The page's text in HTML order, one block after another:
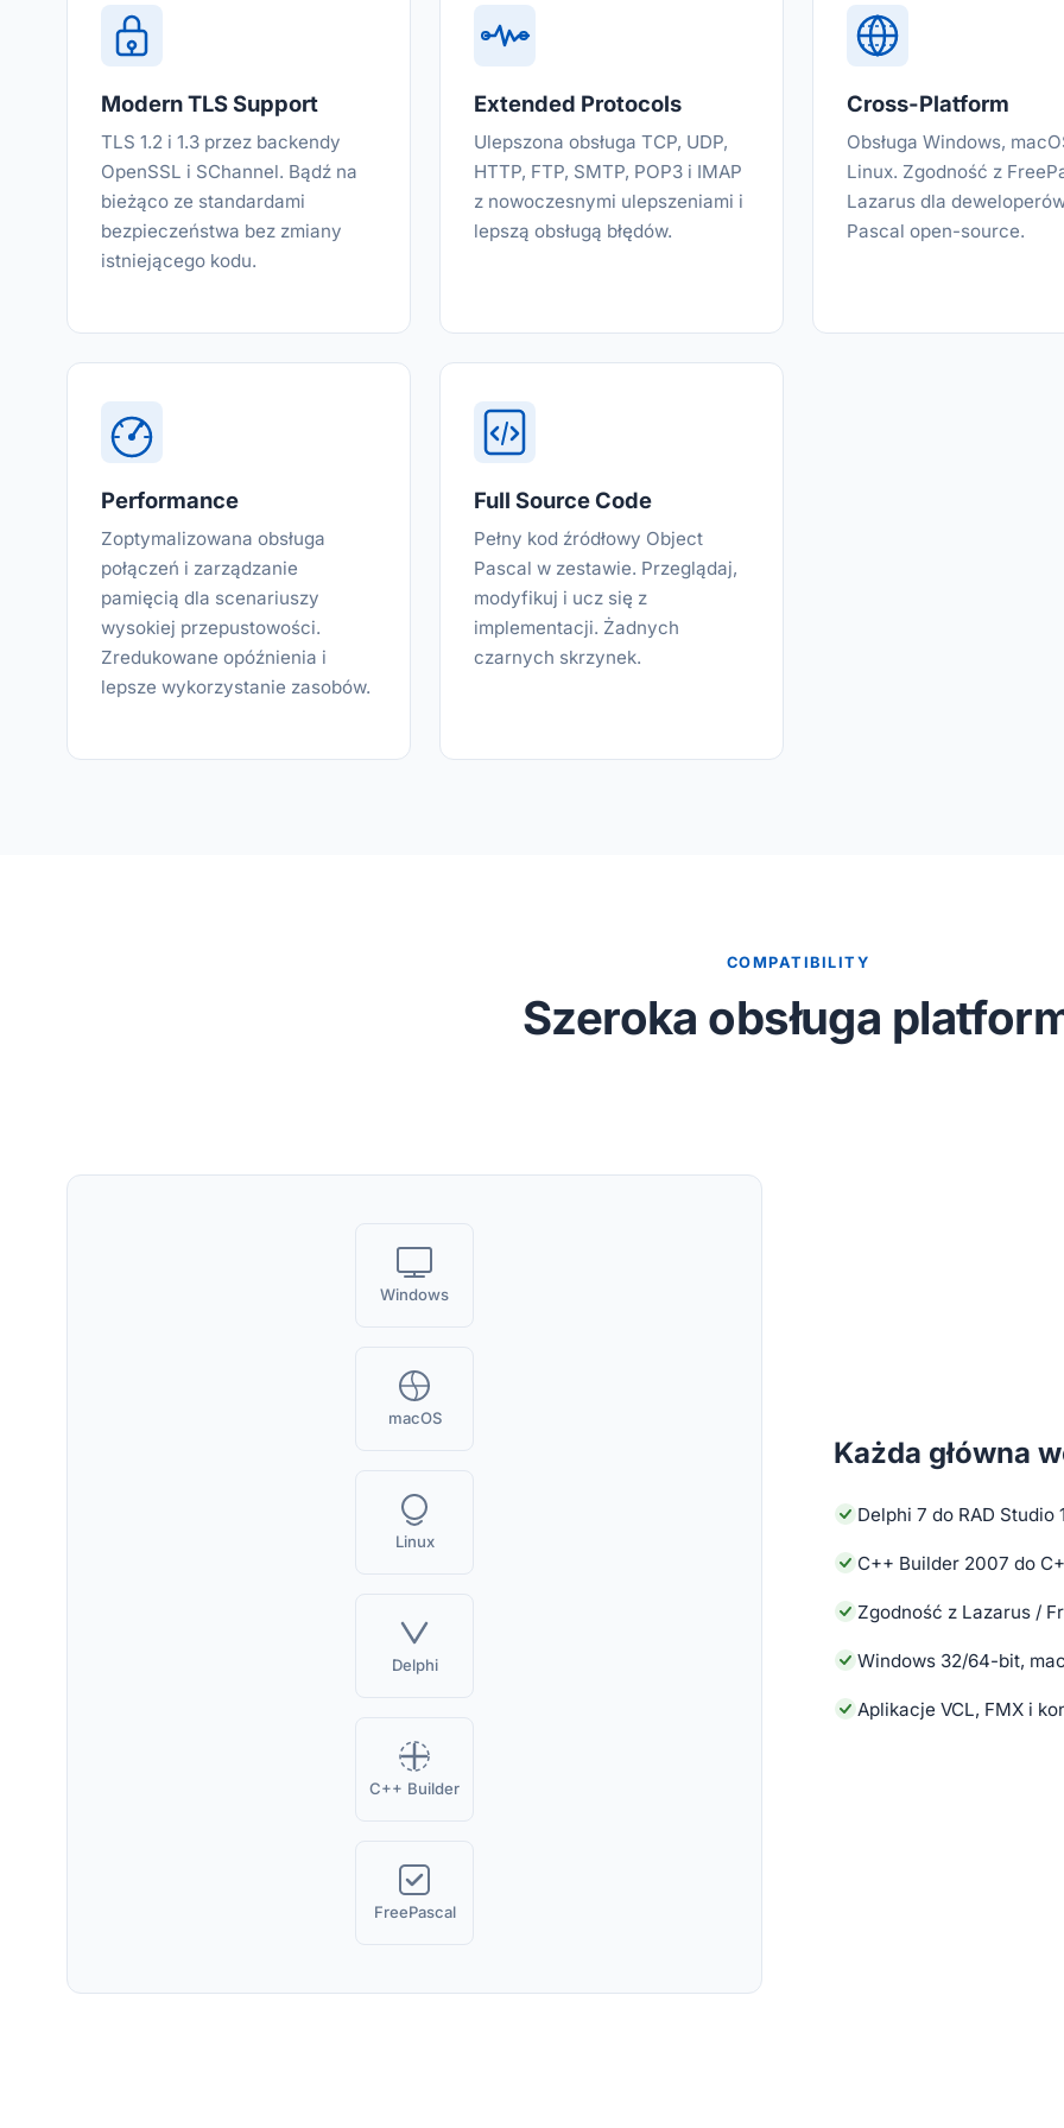
Modern TLS Support
TLS 1.2 i 1.3 przez backendy
OpenSSL i SChannel. Bądź na
bieżąco ze standardami
bezpieczeństwa bez zmiany
istniejącego kodu.
Extended Protocols
Ulepszona obsługa TCP, UDP,
HTTP, FTP, SMTP, POP3 i IMAP
z nowoczesnymi ulepszeniami i
lepszą obsługą błędów.
Cross-Platform
Obsługa Windows,
Linux. Zgodność z
Lazarus dla
Pascal open-source.
Performance
Zoptymalizowana obsługa
połączeń i zarządzanie
pamięcią dla scenariuszy
wysokiej przepustowości.
Zredukowane opóźnienia i
lepsze wykorzystanie zasobów.
Full Source Code
Pełny kod źródłowy Object
Pascal w zestawie. Przeglądaj,
modyfikuj i ucz się z
implementacji. Żadnych
czarnych skrzynek.
COMPATIBILITY
Szeroka obsługa
Każda główna
Delphi 7 do RAD Studio
C++ Builder 2007 do
Zgodność z Lazarus /
Windows 32/64-bit,
Aplikacje VCL, FMX i
Windows
macOS
Linux
Delphi
C++ Builder
FreePascal